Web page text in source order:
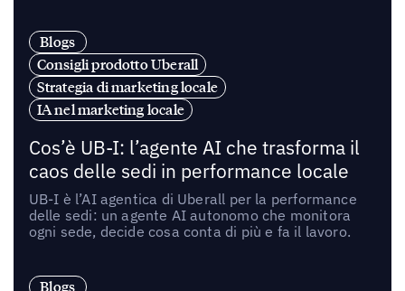
Blogs
Consigli prodotto Uberall
Strategia di marketing locale
IA nel marketing locale
Cos’è UB-I: l’agente AI che trasforma il
caos delle sedi in performance locale
UB-I è l’AI agentica di Uberall per la performance
delle sedi: un agente AI autonomo che monitora
ogni sede, decide cosa conta di più e fa il lavoro.
Blogs